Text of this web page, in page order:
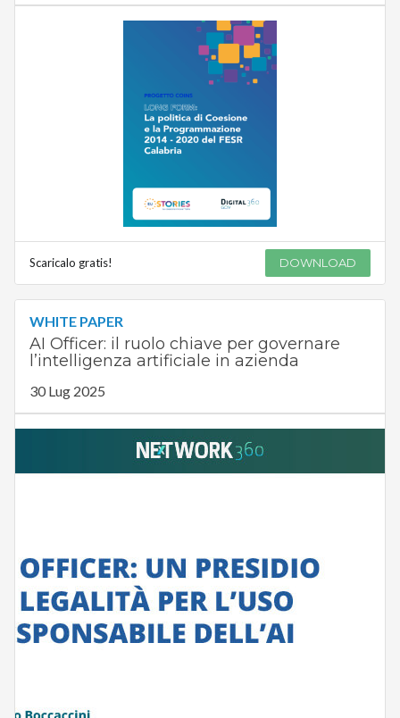
Scaricalo gratis! DOWNLOAD
WHITE PAPER
AI Officer: il ruolo chiave per governare
l’intelligenza artificiale in azienda
30 Lug 2025